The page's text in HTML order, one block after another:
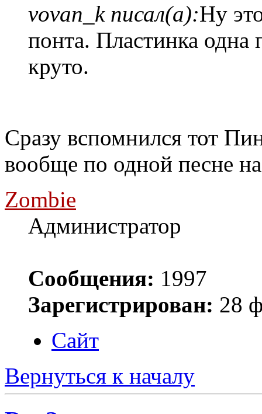
vovan_k писал(а):Ну
понта. Пластинка одна
круто.
Сразу вспомнился тот
вообще по одной песне
Zombie
Администратор
Сообщения: 1997
Зарегистрирован: 28
Сайт
Вернуться к началу